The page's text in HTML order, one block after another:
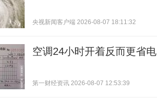
央视新闻客户端 2026-08-07 18:11:32
空调24小时开着反而更省
第一财经资讯 2026-08-07 12:53:39